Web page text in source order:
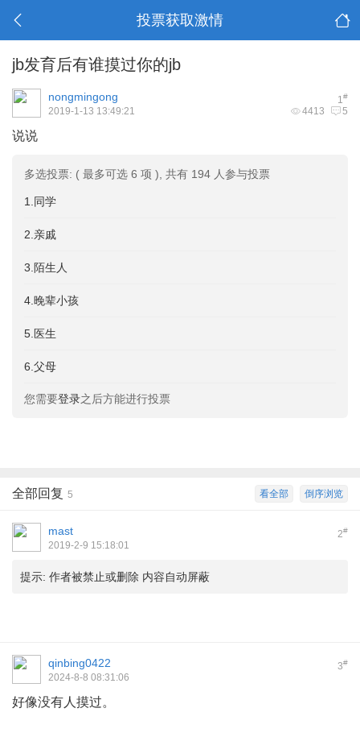
投票获取激情
jb发育后有谁摸过你的jb
1#
nongmingong
4413 5
2019-1-13 13:49:21
说说
多选投票: ( 最多可选 6 项 ), 共有 194 人参与投票
1.同学
2.亲戚
3.陌生人
4.晚辈小孩
5.医生
6.父母
您需要登录之后方能进行投票
倒序浏览
看全部
全部回复 5
2#
mast
2019-2-9 15:18:01
提示: 作者被禁止或删除 内容自动屏蔽
3#
qinbing0422
2024-8-8 08:31:06
好像没有人摸过。